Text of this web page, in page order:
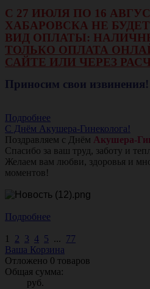
С 27 ИЮЛЯ ПО 16
ХАБАРОВСКА НЕ
ВИД ОПЛАТЫ:
ТОЛЬКО ОПЛАТА
САЙТЕ ИЛИ ЧЕРЕЗ
Приносим свои извинения!
Подробнее
С Днём Акушера-Гинеколога!
Поздравляем с Днём Акушера-
Спасибо за ваш труд, заботу и
Желаем вам любви, здоровья и
моментов!
Подробнее
1 2 3 4 5 ... 77
Ваша Корзина
Отложено 0 товаров
Общая сумма:
руб.